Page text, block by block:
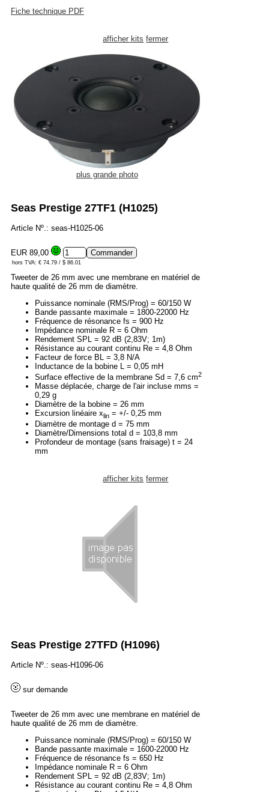
Fiche technique PDF
afficher kits fermer
plus grande photo
Seas Prestige 27TF1 (H1025)
Article Nº.: seas-H1025-06
EUR 89,00
hors TVA: € 74.79 / $ 86.01
Tweeter de 26 mm avec une membrane en matériel de
haute qualité de 26 mm de diamètre.
Puissance nominale (RMS/Prog) = 60/150 W
Bande passante maximale = 1800-22000 Hz
Fréquence de résonance fs = 900 Hz
Impédance nominale R = 6 Ohm
Rendement SPL = 92 dB (2,83V; 1m)
Résistance au courant continu Re = 4,8 Ohm
Facteur de force BL = 3,8 N/A
Inductance de la bobine L = 0,05 mH
Surface effective de la membrane Sd = 7,6 cm2
Masse déplacée, charge de l'air incluse mms =
0,29 g
Diamètre de la bobine = 26 mm
Excursion linéaire xlin = +/- 0,25 mm
Diamètre de montage d = 75 mm
Diamètre/Dimensions total d = 103,8 mm
Profondeur de montage (sans fraisage) t = 24
mm
afficher kits fermer
Seas Prestige 27TFD (H1096)
Article Nº.: seas-H1096-06
sur demande
Tweeter de 26 mm avec une membrane en matériel de
haute qualité de 26 mm de diamètre.
Puissance nominale (RMS/Prog) = 60/150 W
Bande passante maximale = 1600-22000 Hz
Fréquence de résonance fs = 650 Hz
Impédance nominale R = 6 Ohm
Rendement SPL = 92 dB (2,83V; 1m)
Résistance au courant continu Re = 4,8 Ohm